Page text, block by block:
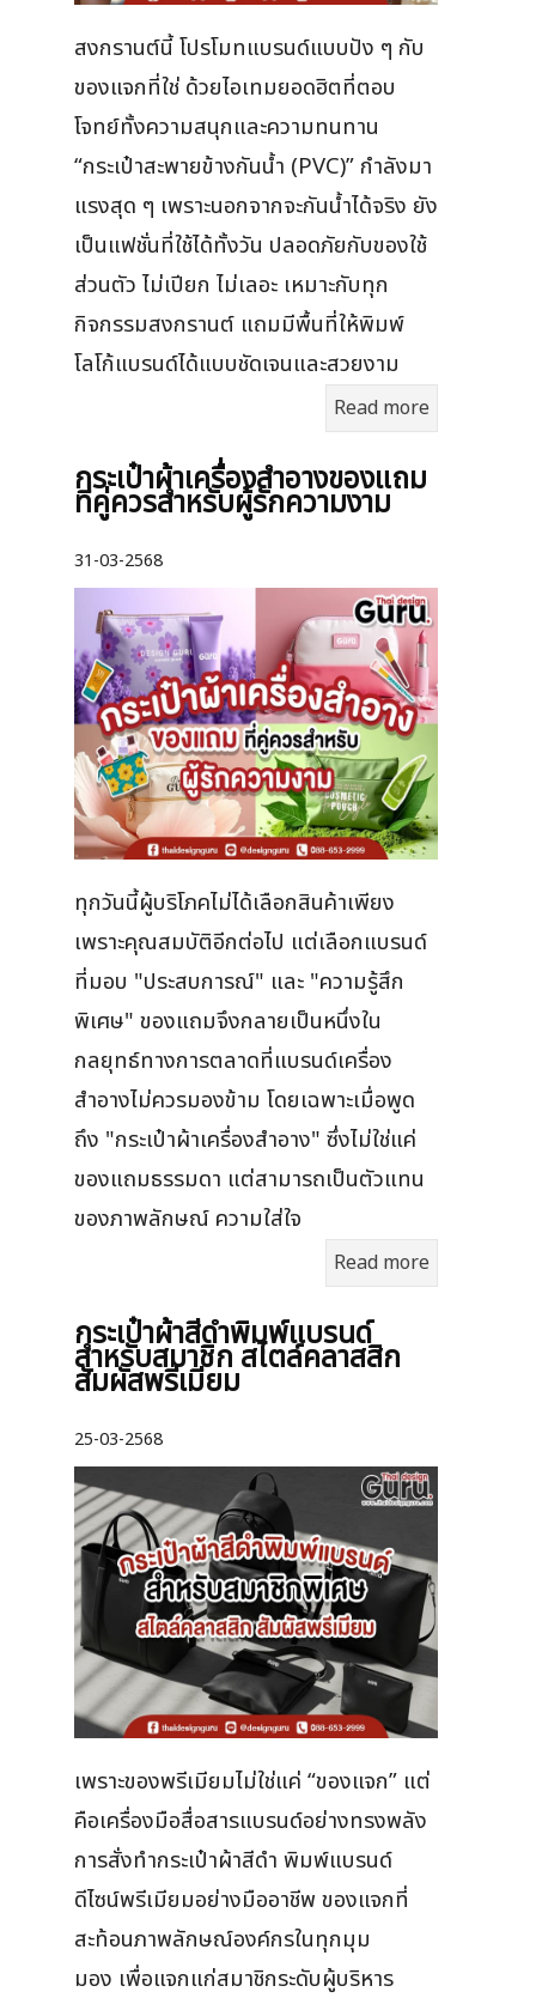
สงกรานต์นี้ โปรโมทแบรนด์แบบปัง ๆ กับ
ของแจกที่ใช่ ด้วยไอเทมยอดฮิตที่ตอบ
โจทย์ทั้งความสนุกและความทนทาน
“กระเป๋าสะพายข้างกันน้ำ (PVC)” กำลังมา
แรงสุด ๆ เพราะนอกจากจะกันน้ำได้จริง ยัง
เป็นแฟชั่นที่ใช้ได้ทั้งวัน ปลอดภัยกับของใช้
ส่วนตัว ไม่เปียก ไม่เลอะ เหมาะกับทุก
กิจกรรมสงกรานต์ แถมมีพื้นที่ให้พิมพ์
โลโก้แบรนด์ได้แบบชัดเจนและสวยงาม
Read more
กระเป๋าผ้าเครื่องสําอางของแถม
ที่คู่ควรสำหรับผู้รักความงาม
31-03-2568
ทุกวันนี้ผู้บริโภคไม่ได้เลือกสินค้าเพียง
เพราะคุณสมบัติอีกต่อไป แต่เลือกแบรนด์
ที่มอบ "ประสบการณ์" และ "ความรู้สึก
พิเศษ" ของแถมจึงกลายเป็นหนึ่งใน
กลยุทธ์ทางการตลาดที่แบรนด์เครื่อง
สำอางไม่ควรมองข้าม โดยเฉพาะเมื่อพูด
ถึง "กระเป๋าผ้าเครื่องสำอาง" ซึ่งไม่ใช่แค่
ของแถมธรรมดา แต่สามารถเป็นตัวแทน
ของภาพลักษณ์ ความใส่ใจ
Read more
กระเป๋าผ้าสีดำพิมพ์แบรนด์
สำหรับสมาชิก สไตล์คลาสสิก
สัมผัสพรีเมียม
25-03-2568
เพราะของพรีเมียมไม่ใช่แค่ “ของแจก” แต่
คือเครื่องมือสื่อสารแบรนด์อย่างทรงพลัง
การสั่งทำกระเป๋าผ้าสีดำ พิมพ์แบรนด์
ดีไซน์พรีเมียมอย่างมืออาชีพ ของแจกที่
สะท้อนภาพลักษณ์องค์กรในทุกมุม
มอง เพื่อแจกแก่สมาชิกระดับผู้บริหาร